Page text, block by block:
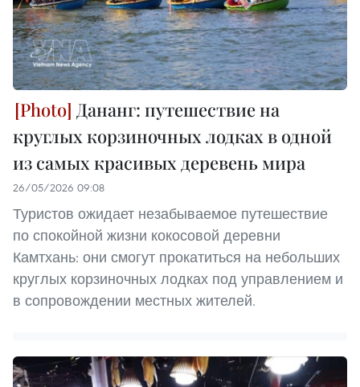
Дананг: путешествие на
круглых корзиночных лодках в одной
из самых красивых деревень мира
26/05/2026 09:08
Туристов ожидает незабываемое путешествие
по спокойной жизни кокосовой деревни
Камтхань: они смогут прокатиться на небольших
круглых корзиночных лодках под управлением и
в сопровождении местных жителей.